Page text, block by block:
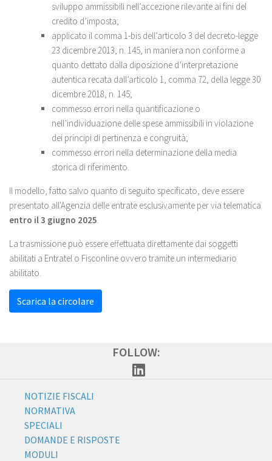
sviluppo ammissibili nell’accezione rilevante ai fini del
credito d’imposta;
applicato il comma 1-bis dell’articolo 3 del decreto-legge
23 dicembre 2013, n. 145, in maniera non conforme a
quanto dettato dalla diposizione d’interpretazione
autentica recata dall’articolo 1, comma 72, della legge 30
dicembre 2018, n. 145;
commesso errori nella quantificazione o
nell’individuazione delle spese ammissibili in violazione
dei principi di pertinenza e congruità;
commesso errori nella determinazione della media
storica di riferimento.
Il modello, fatto salvo quanto di seguito specificato, deve essere
presentato all'Agenzia delle entrate esclusivamente per via telematica
entro il 3 giugno 2025.
La trasmissione può essere effettuata direttamente dai soggetti
abilitati a Entratel o Fisconline ovvero tramite un intermediario
abilitato.
Scarica la circolare
FOLLOW:
NOTIZIE FISCALI
NORMATIVA
SPECIALI
DOMANDE E RISPOSTE
MODULI